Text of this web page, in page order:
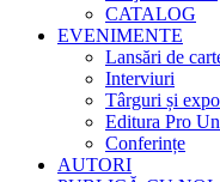
CATALOG
EVENIMENTE
Lansări de
Interviuri
Târguri și
Editura Pro
Conferințe
AUTORI